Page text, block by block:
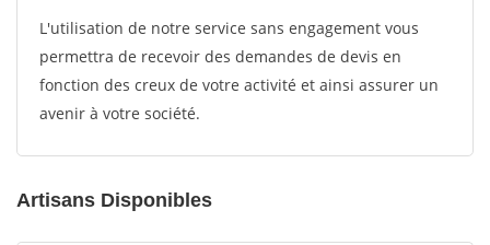
L'utilisation de notre service sans engagement vous
permettra de recevoir des demandes de devis en
fonction des creux de votre activité et ainsi assurer un
avenir à votre société.
Artisans Disponibles